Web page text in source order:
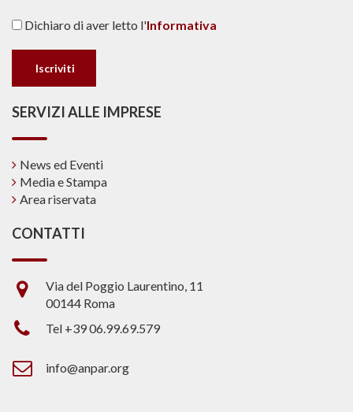
Dichiaro di aver letto l'Informativa
SERVIZI ALLE IMPRESE
News ed Eventi
Media e Stampa
Area riservata
CONTATTI
Via del Poggio Laurentino, 11
00144 Roma
Tel +39 06.99.69.579
info@anpar.org